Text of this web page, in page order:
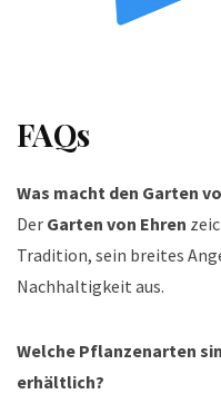
FAQs
Was macht den Garten
Der Garten von Ehren
Tradition, sein breites
Nachhaltigkeit aus.
Welche Pflanzenarten
erhältlich?